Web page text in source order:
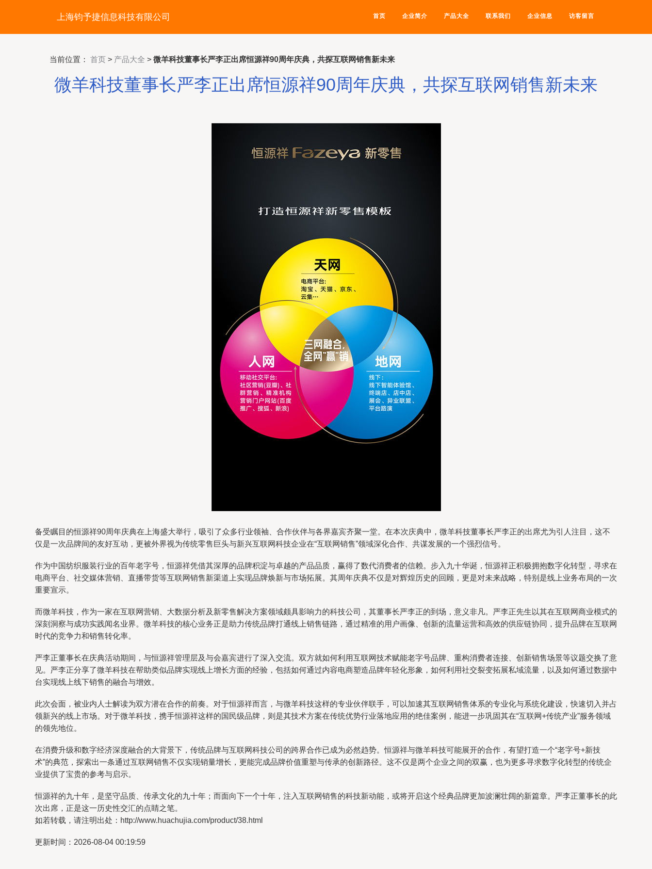
上海钧予捷信息科技有限公司 首页 企业简介 产品大全 联系我们 企业信息 访客留言
当前位置： 首页 > 产品大全 > 微羊科技董事长严李正出席恒源祥90周年庆典，共探互联网销售新未来
微羊科技董事长严李正出席恒源祥90周年庆典，共探互联网销售新未来
备受瞩目的恒源祥90周年庆典在上海盛大举行，吸引了众多行业领袖、合作伙伴与各界嘉宾齐聚一堂。在本次庆典中，微羊科技董事长严李正的出席尤为引人注目，这不
仅是一次品牌间的友好互动，更被外界视为传统零售巨头与新兴互联网科技企业在“互联网销售”领域深化合作、共谋发展的一个强烈信号。
作为中国纺织服装行业的百年老字号，恒源祥凭借其深厚的品牌积淀与卓越的产品品质，赢得了数代消费者的信赖。步入九十华诞，恒源祥正积极拥抱数字化转型，寻求在
电商平台、社交媒体营销、直播带货等互联网销售新渠道上实现品牌焕新与市场拓展。其周年庆典不仅是对辉煌历史的回顾，更是对未来战略，特别是线上业务布局的一次
重要宣示。
而微羊科技，作为一家在互联网营销、大数据分析及新零售解决方案领域颇具影响力的科技公司，其董事长严李正的到场，意义非凡。严李正先生以其在互联网商业模式的
深刻洞察与成功实践闻名业界。微羊科技的核心业务正是助力传统品牌打通线上销售链路，通过精准的用户画像、创新的流量运营和高效的供应链协同，提升品牌在互联网
时代的竞争力和销售转化率。
严李正董事长在庆典活动期间，与恒源祥管理层及与会嘉宾进行了深入交流。双方就如何利用互联网技术赋能老字号品牌、重构消费者连接、创新销售场景等议题交换了意
见。严李正分享了微羊科技在帮助类似品牌实现线上增长方面的经验，包括如何通过内容电商塑造品牌年轻化形象，如何利用社交裂变拓展私域流量，以及如何通过数据中
台实现线上线下销售的融合与增效。
此次会面，被业内人士解读为双方潜在合作的前奏。对于恒源祥而言，与微羊科技这样的专业伙伴联手，可以加速其互联网销售体系的专业化与系统化建设，快速切入并占
领新兴的线上市场。对于微羊科技，携手恒源祥这样的国民级品牌，则是其技术方案在传统优势行业落地应用的绝佳案例，能进一步巩固其在“互联网+传统产业”服务领域
的领先地位。
在消费升级和数字经济深度融合的大背景下，传统品牌与互联网科技公司的跨界合作已成为必然趋势。恒源祥与微羊科技可能展开的合作，有望打造一个“老字号+新技
术”的典范，探索出一条通过互联网销售不仅实现销量增长，更能完成品牌价值重塑与传承的创新路径。这不仅是两个企业之间的双赢，也为更多寻求数字化转型的传统企
业提供了宝贵的参考与启示。
恒源祥的九十年，是坚守品质、传承文化的九十年；而面向下一个十年，注入互联网销售的科技新动能，或将开启这个经典品牌更加波澜壮阔的新篇章。严李正董事长的此
次出席，正是这一历史性交汇的点睛之笔。
如若转载，请注明出处：http://www.huachujia.com/product/38.html
更新时间：2026-08-04 00:19:59